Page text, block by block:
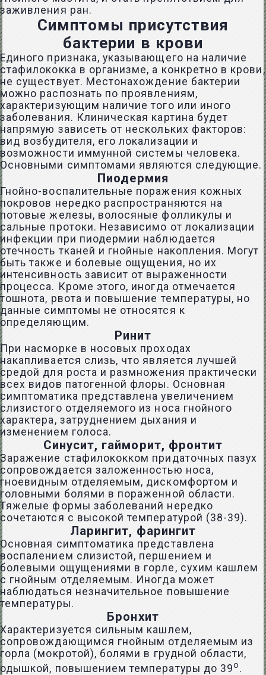
заживления ран.
Симптомы присутствия
бактерии в крови
Единого признака, указывающего на наличие
стафилококка в организме, а конкретно в крови,
не существует. Местонахождение бактерии
можно распознать по проявлениям,
характеризующим наличие того или иного
заболевания. Клиническая картина будет
напрямую зависеть от нескольких факторов:
вид возбудителя, его локализации и
возможности иммунной системы человека.
Основными симптомами являются следующие.
Пиодермия
Гнойно-воспалительные поражения кожных
покровов нередко распространяются на
потовые железы, волосяные фолликулы и
сальные протоки. Независимо от локализации
инфекции при пиодермии наблюдается
отечность тканей и гнойные накопления. Могут
быть также и болевые ощущения, но их
интенсивность зависит от выраженности
процесса. Кроме этого, иногда отмечается
тошнота, рвота и повышение температуры, но
данные симптомы не относятся к
определяющим.
Ринит
При насморке в носовых проходах
накапливается слизь, что является лучшей
средой для роста и размножения практически
всех видов патогенной флоры. Основная
симптоматика представлена увеличением
слизистого отделяемого из носа гнойного
характера, затруднением дыхания и
изменением голоса.
Синусит, гайморит, фронтит
Заражение стафилококком придаточных пазух
сопровождается заложенностью носа,
гноевидным отделяемым, дискомфортом и
головными болями в пораженной области.
Тяжелые формы заболеваний нередко
сочетаются с высокой температурой (38-39).
Ларингит, фарингит
Основная симптоматика представлена
воспалением слизистой, першением и
болевыми ощущениями в горле, сухим кашлем
с гнойным отделяемым. Иногда может
наблюдаться незначительное повышение
температуры.
Бронхит
Характеризуется сильным кашлем,
сопровождающимся гнойным отделяемым из
горла (мокротой), болями в грудной области,
одышкой, повышением температуры до 39o.